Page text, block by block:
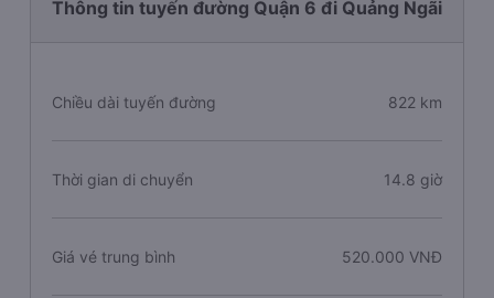
Thông tin tuyến đường Quận 6 đi Quảng Ngãi
Chiều dài tuyến đường 822 km
Thời gian di chuyển 14.8 giờ
Giá vé trung bình 520.000 VNĐ